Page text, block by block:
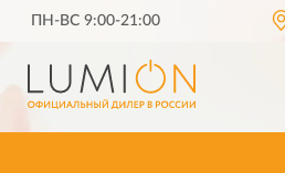
ПН-ВС 9:00-21:00